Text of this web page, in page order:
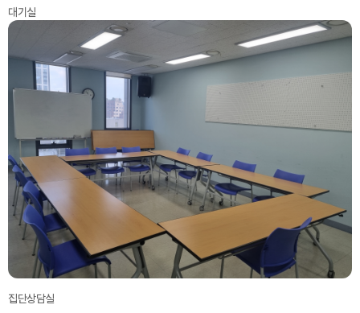
대기실
집단상담실